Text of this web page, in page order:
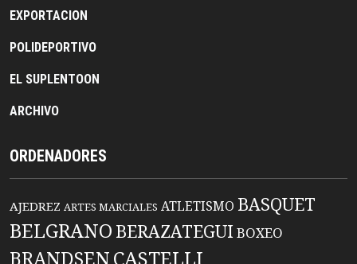
EXPORTACION
POLIDEPORTIVO
EL SUPLENTOON
ARCHIVO
ORDENADORES
AJEDREZ ARTES MARCIALES ATLETISMO BASQUET
BELGRANO BERAZATEGUIBOXEO
BRANDSENCASTELLI